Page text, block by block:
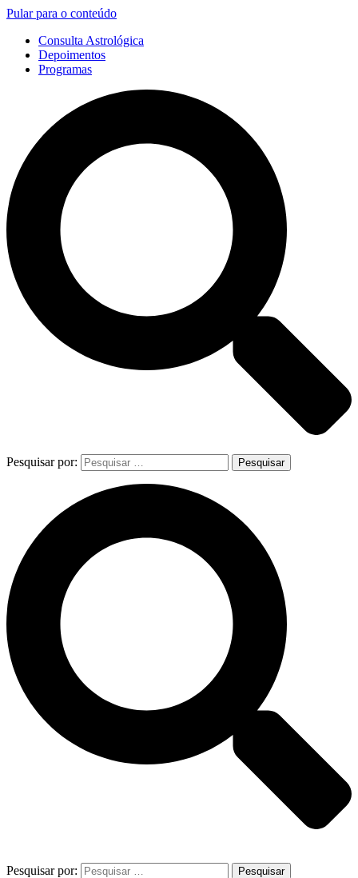
Pular para o conteúdo
Consulta Astrológica
Depoimentos
Programas
Pesquisar por:
Pesquisar por: